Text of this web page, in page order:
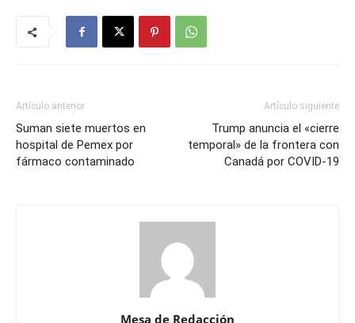
Artículo anterior
Suman siete muertos en
hospital de Pemex por
fármaco contaminado
Artículo siguiente
Trump anuncia el «cierre
temporal» de la frontera con
Canadá por COVID-19
Mesa de Redacción